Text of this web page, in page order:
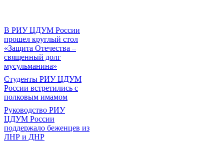
В РИУ ЦДУМ России
прошел круглый стол
«Защита Отечества –
священный долг
мусульманина»
Студенты РИУ ЦДУМ
России встретились с
полковым имамом
Руководство РИУ
ЦДУМ России
поддержало беженцев из
ЛНР и ДНР